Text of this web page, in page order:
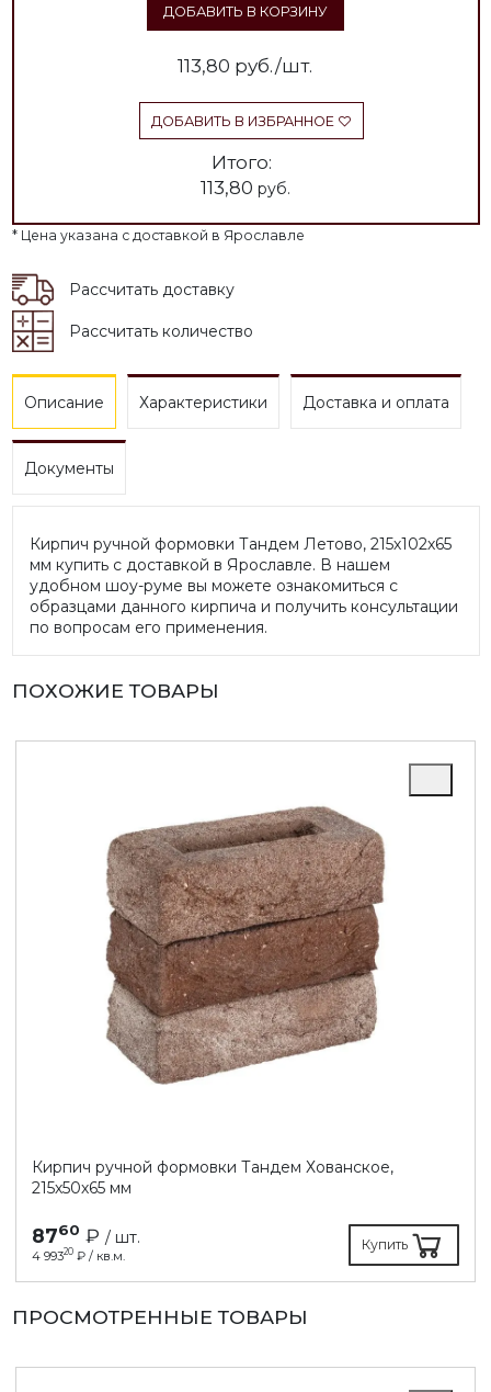
ДОБАВИТЬ В КОРЗИНУ
113,80 руб./шт.
ДОБАВИТЬ В ИЗБРАННОЕ
Итого:
113,80 руб.
* Цена указана с доставкой в Ярославле
Рассчитать доставку
Рассчитать количество
Описание Характеристики Доставка и оплата
Документы
Кирпич ручной формовки Тандем Летово, 215х102х65
мм купить с доставкой в Ярославле. В нашем
удобном шоу-руме вы можете ознакомиться с
образцами данного кирпича и получить консультации
по вопросам его применения.
ПОХОЖИЕ ТОВАРЫ
Кирпич ручной формовки Тандем Хованское,
215х50х65 мм
8760 ₽ / шт.
4 99320 ₽ / кв.м.
Купить
ПРОСМОТРЕННЫЕ ТОВАРЫ